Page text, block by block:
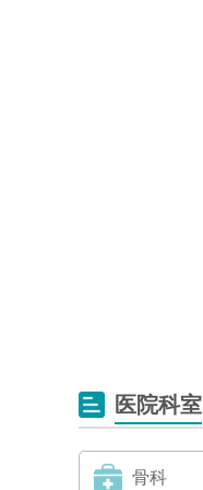
医院科室
骨科